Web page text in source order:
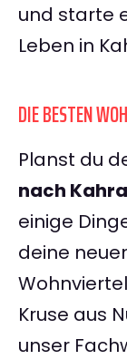
und starte
Leben in
DIE BESTEN
Planst du
nach
einige
deine
Kruse aus
unser